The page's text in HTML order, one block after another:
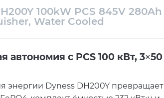
100kW PCS 845V 280Ah
Water Cooled
с PCS 100 кВт, 3×50
энергии Dyness DH200Y превращает